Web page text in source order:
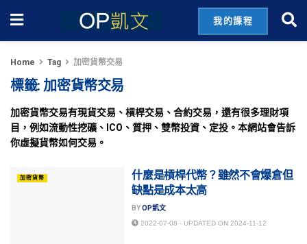
我的課程
Home Tag 加密貨幣交易
標籤:加密貨幣交易
加密貨幣交易有現貨交易、槓桿交易、合約交易，還有很多理財項
目，例如流動性挖礦、ICO、質押、雙幣投資、定投。本網站會告訴
你虛擬貨幣如何交易。
加密貨幣
什麼是槓桿代幣？雖然不會爆倉但
缺點是成本太高
BYOP凱文
2022-07-08 - UPDATED ON 2024-11-12